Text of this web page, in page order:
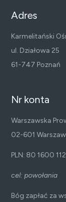
Adres
Karmelitański
ul. Działowa 25
61-747 Poznań
Nr konta
Warszawska
02-601
PLN: 80 1600
cel: powołania
Bóg zapłać za